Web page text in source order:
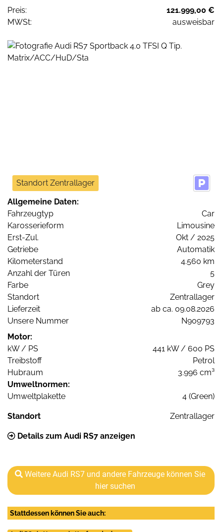
Preis:
121.999,00 €
MWSt:
ausweisbar
Standort Zentrallager
Allgemeine Daten:
Fahrzeugtyp
Car
Karosserieform
Limousine
Erst-Zul.
Okt / 2025
Getriebe
Automatik
Kilometerstand
4.560 km
Anzahl der Türen
5
Farbe
Grey
Standort
Zentrallager
Lieferzeit
ab ca. 09.08.2026
Unsere Nummer
N909793
Motor:
kW / PS
441 kW / 600 PS
Treibstoff
Petrol
Hubraum
3.996 cm³
Umweltnormen:
Umweltplakette
4 (Green)
Standort Zentrallager
Details zum Audi RS7 anzeigen
Weitere Audi RS7 und andere Fahrzeuge können Sie
hier suchen
Stattdessen können Sie auch: